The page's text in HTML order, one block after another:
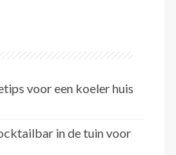
voor een koeler huis
in de tuin voor